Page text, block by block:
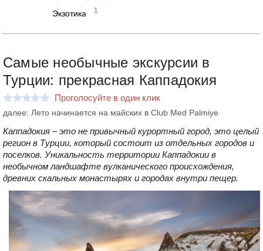
Экзотика 1
Самые необычные экскурсии в
Турции: прекрасная Каппадокия
Проголосуйте в один клик
далее: Лето начинается на майских в Club Med Palmiye
Каппадокия – это не привычный курортный город, это целый
регион в Турции, который состоит из отдельных городов и
поселков. Уникальность территории Каппадокии в
необычном ландшафте вулканического происхождения,
древних скальных монастырях и городах внутри пещер.